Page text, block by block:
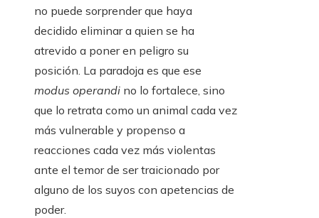
no puede sorprender que haya
decidido eliminar a quien se ha
atrevido a poner en peligro su
posición. La paradoja es que ese
modus operandi no lo fortalece, sino
que lo retrata como un animal cada vez
más vulnerable y propenso a
reacciones cada vez más violentas
ante el temor de ser traicionado por
alguno de los suyos con apetencias de
poder.